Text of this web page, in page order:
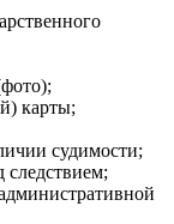
карты;
судимости;